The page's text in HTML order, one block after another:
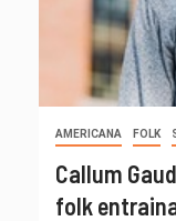
AMERICANA FOLK
Callum
folk